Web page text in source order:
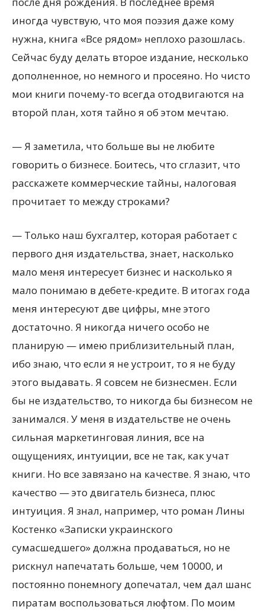
иногда чувствую, что моя поэзия даже кому
нужна, книга «Все рядом» неплохо разошлась.
Сейчас буду делать второе издание, несколько
дополненное, но немного и просеяно. Но чисто
мои книги почему-то всегда отодвигаются на
второй план, хотя тайно я об этом мечтаю.
— Я заметила, что больше вы не любите
говорить о бизнесе. Боитесь, что сглазит, что
расскажете коммерческие тайны, налоговая
прочитает то между строками?
— Только наш бухгалтер, которая работает с
первого дня издательства, знает, насколько
мало меня интересует бизнес и насколько я
мало понимаю в дебете-кредите. В итогах года
меня интересуют две цифры, мне этого
достаточно. Я никогда ничего особо не
планирую — имею приблизительный план,
ибо знаю, что если я не устроит, то я не буду
этого выдавать. Я совсем не бизнесмен. Если
бы не издательство, то никогда бы бизнесом не
занимался. У меня в издательстве не очень
сильная маркетинговая линия, все на
ощущениях, интуиции, все не так, как учат
книги. Но все завязано на качестве. Я знаю, что
качество — это двигатель бизнеса, плюс
интуиция. Я знал, например, что роман Лины
Костенко «Записки украинского
сумасшедшего» должна продаваться, но не
рискнул напечатать больше, чем 10000, и
постоянно понемногу допечатал, чем дал шанс
пиратам воспользоваться люфтом. По моим